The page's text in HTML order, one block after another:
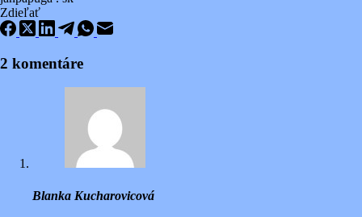
Zdieľať
2 komentáre
Blanka Kucharovicová